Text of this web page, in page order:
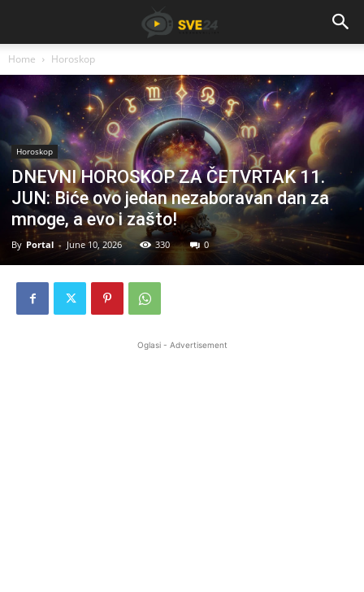
Home Horoskop
Horoskop
DNEVNI HOROSKOP ZA ČETVRTAK 11.
JUN: Biće ovo jedan nezaboravan dan za
mnoge, a evo i zašto!
By Portal - June 10, 2026 330 0
Oglasi - Advertisement